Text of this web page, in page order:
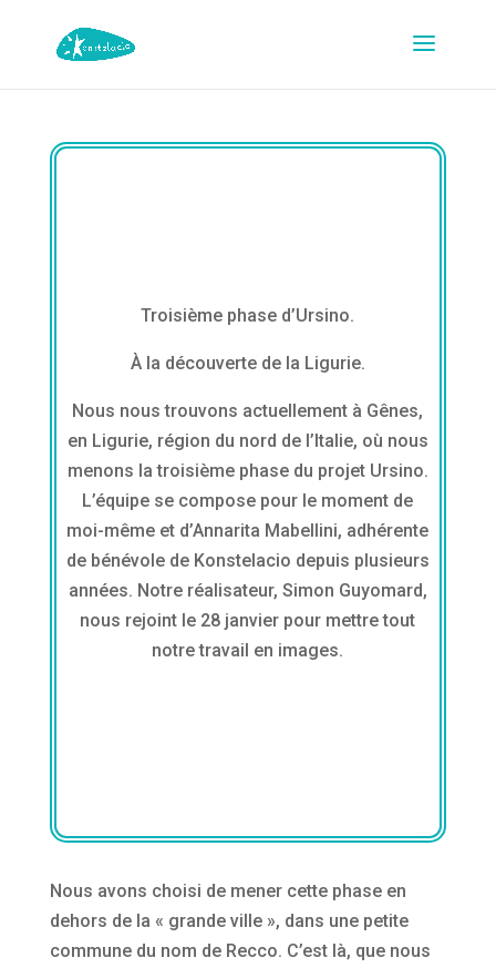
Troisième phase d’Ursino.
À la découverte de la Ligurie.
Nous nous trouvons actuellement à Gênes,
en Ligurie, région du nord de l’Italie, où nous
menons la troisième phase du projet Ursino.
L’équipe se compose pour le moment de
moi-même et d’Annarita Mabellini, adhérente
de bénévole de Konstelacio depuis plusieurs
années. Notre réalisateur, Simon Guyomard,
nous rejoint le 28 janvier pour mettre tout
notre travail en images.
Nous avons choisi de mener cette phase en
dehors de la « grande ville », dans une petite
commune du nom de Recco. C’est là, que nous